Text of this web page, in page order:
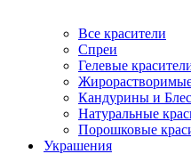
Все красители
Спреи
Гелевые
Кандурины и
Натуральные
Порошковые
Украшения